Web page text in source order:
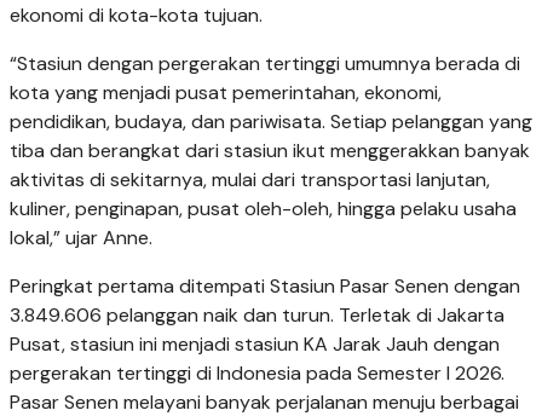
ekonomi di kota-kota tujuan.
“Stasiun dengan pergerakan tertinggi umumnya berada di
kota yang menjadi pusat pemerintahan, ekonomi,
pendidikan, budaya, dan pariwisata. Setiap pelanggan yang
tiba dan berangkat dari stasiun ikut menggerakkan banyak
aktivitas di sekitarnya, mulai dari transportasi lanjutan,
kuliner, penginapan, pusat oleh-oleh, hingga pelaku usaha
lokal,” ujar Anne.
Peringkat pertama ditempati Stasiun Pasar Senen dengan
3.849.606 pelanggan naik dan turun. Terletak di Jakarta
Pusat, stasiun ini menjadi stasiun KA Jarak Jauh dengan
pergerakan tertinggi di Indonesia pada Semester I 2026.
Pasar Senen melayani banyak perjalanan menuju berbagai